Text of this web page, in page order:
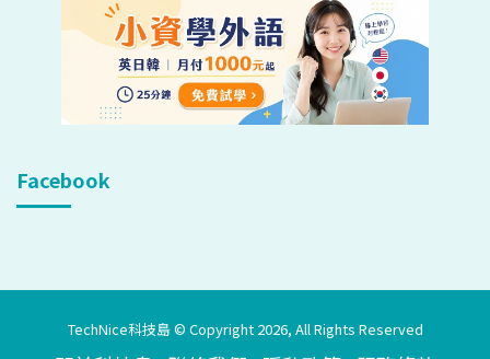
Facebook
TechNice科技島 © Copyright 2026, All Rights Reserved